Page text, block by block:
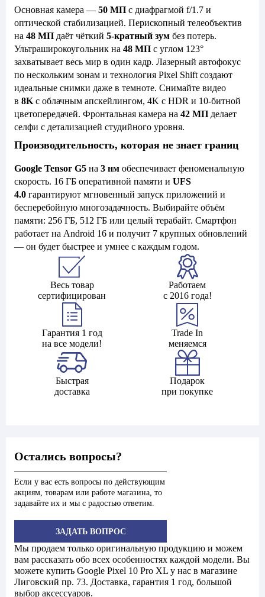
Основная камера — 50 МП с диафрагмой f/1.7 и
оптической стабилизацией. Перископный телеобъектив
на 48 МП даёт чёткий 5-кратный зум без потерь.
Ультраширокоугольник на 48 МП с углом 123°
захватывает весь мир в один кадр. Лазерный автофокус
по нескольким зонам и технология Pixel Shift создают
идеальные снимки даже в темноте. Снимайте видео
в 8K с облачным апскейлингом, 4K с HDR и 10-битной
цветопередачей. Фронтальная камера на 42 МП делает
селфи с детализацией студийного уровня.
Производительность, которая не знает границ
Google Tensor G5 на 3 нм обеспечивает феноменальную
скорость. 16 ГБ оперативной памяти и UFS
4.0 гарантируют мгновенный запуск приложений и
бесперебойную многозадачность. Выбирайте объём
памяти: 256 ГБ, 512 ГБ или целый терабайт. Смартфон
работает на Android 16 и получит 7 крупных обновлений
— он будет быстрее и умнее с каждым годом.
Весь товар
сертифицирован
Работаем
с 2016 года!
Гарантия 1 год
на все модели!
Trade In
меняемся
Быстрая
доставка
Подарок
при покупке
Остались вопросы?
Если у вас есть вопросы по действующим
акциям, товарам или работе магазина, то
задавайте их и мы с радостью ответим.
ЗАДАТЬ ВОПРОС
Мы продаем только оригинальную продукцию и можем
вам рассказать обо всех особенностях каждой модели. Вы
можете купить Google Pixel 10 Pro XL у нас в магазине
Лиговский пр. 73. Доставка, гарантия 1 год, большой
выбор аксессуаров.